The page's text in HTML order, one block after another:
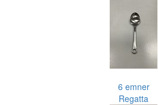
6 emner
Regatta